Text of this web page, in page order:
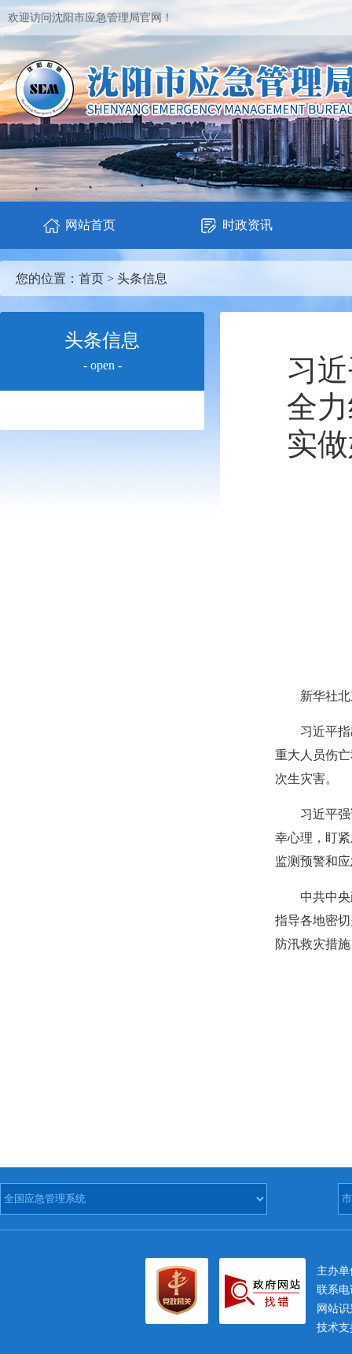
欢迎访问沈阳市应急管理局官网！
网站首页 时政资讯
您的位置： 首页 > 头条信息
头条信息
- open -
习
全
实
新华社
习近平
重大人员伤
次生灾害。
习近平
幸心理，盯
监测预警和
中共中
指导各地密
防汛救灾措
主办
联系电
网站
技术